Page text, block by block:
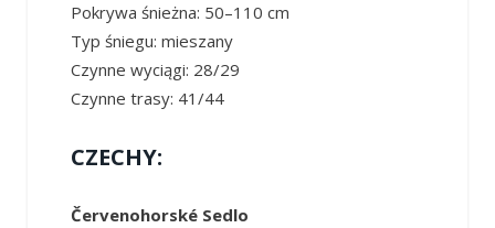
Pokrywa śnieżna: 50–110 cm
Typ śniegu: mieszany
Czynne wyciągi: 28/29
Czynne trasy: 41/44
CZECHY:
Červenohorské Sedlo